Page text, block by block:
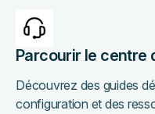
Parcourir le centre
Découvrez des guides
configuration et des